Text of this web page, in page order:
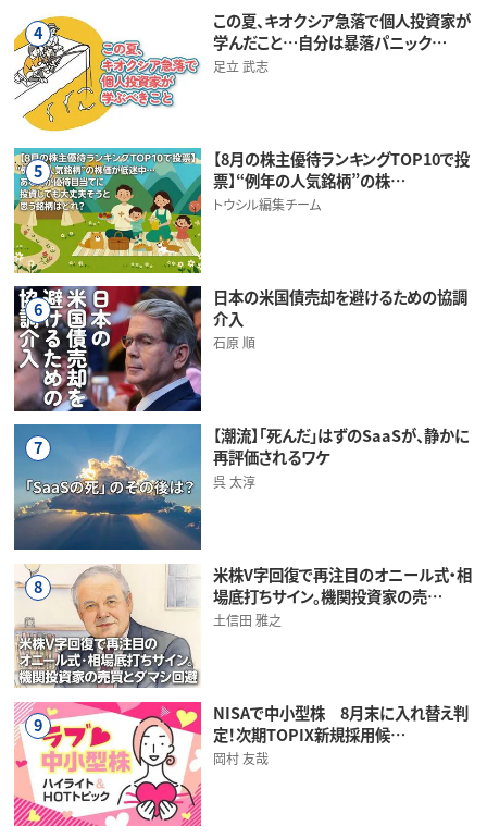
4
この夏、キオクシア急落で個人投資家が
学んだこと…自分は暴落パニック…
足立 武志
5
【8月の株主優待ランキングTOP10で投
票】“例年の人気銘柄”の株…
トウシル編集チーム
6
日本の米国債売却を避けるための協調
介入
石原 順
7
【潮流】「死んだ」はずのSaaSが、静かに
再評価されるワケ
呉 太淳
8
米株V字回復で再注目のオニール式・相
場底打ちサイン。機関投資家の売…
土信田 雅之
9
NISAで中小型株 8月末に入れ替え判
定！次期TOPIX新規採用候…
岡村 友哉